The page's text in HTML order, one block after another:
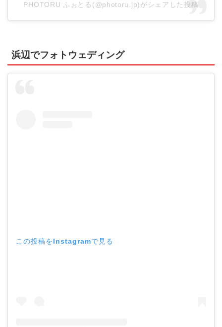
PHOTORU ふぉとる(@photoru.jp)がシェアした投稿
浜辺でフォトウェディング
この投稿をInstagramで見る